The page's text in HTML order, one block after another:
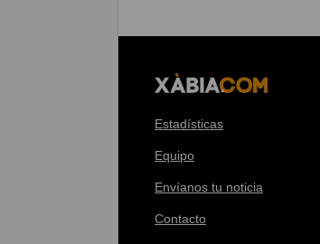
Estadísticas
Equipo
Envíanos tu noticia
Contacto